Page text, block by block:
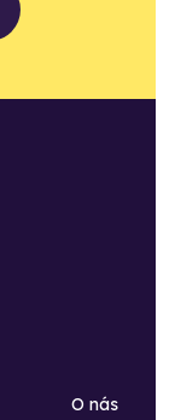
O nás